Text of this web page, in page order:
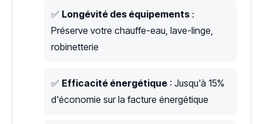
✅ Longévité des équipements :
Préserve votre chauffe-eau, lave-linge,
robinetterie
✅ Efficacité énergétique : Jusqu'à 15%
d'économie sur la facture énergétique